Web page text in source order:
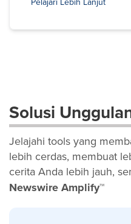
Solusi
Jelajahi tools yang
lebih cerdas, membuat
cerita Anda lebih jauh,
Newswire Amplify™